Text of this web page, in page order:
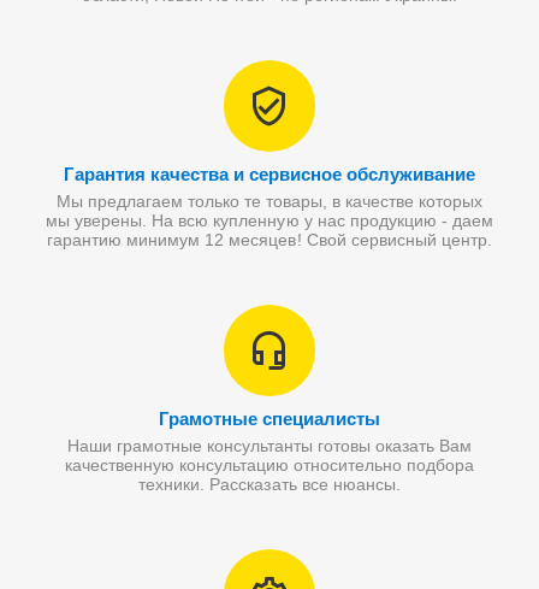
Гарантия качества и сервисное обслуживание
Мы предлагаем только те товары, в качестве которых
мы уверены. На всю купленную у нас продукцию - даем
гарантию минимум 12 месяцев! Свой сервисный центр.
Грамотные специалисты
Наши грамотные консультанты готовы оказать Вам
качественную консультацию относительно подбора
техники. Рассказать все нюансы.